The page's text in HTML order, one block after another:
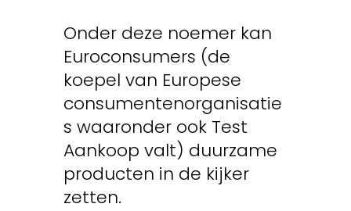
Onder deze noemer kan
Euroconsumers (de
koepel van Europese
consumentenorganisatie
s waaronder ook Test
Aankoop valt) duurzame
producten in de kijker
zetten.